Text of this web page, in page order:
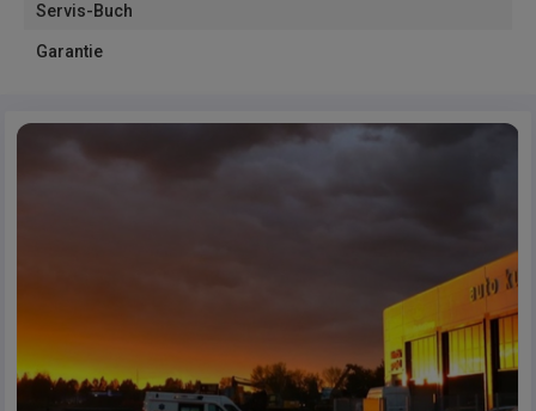
Servis-Buch
Garantie